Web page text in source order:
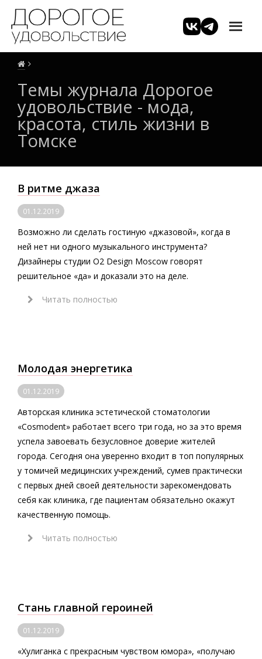
Темы журнала Дорогое
удовольствие - мода,
красота, стиль жизни в
Томске
В ритме джаза
01.12.2019
Возможно ли сделать гостиную «джазовой», когда в
ней нет ни одного музыкального инструмента?
Дизайнеры студии O2 Design Moscow говорят
решительное «да» и доказали это на деле.
Читать полностью
Молодая энергетика
01.12.2019
Авторская клиника эстетической стоматологии
«Cosmodent» работает всего три года, но за это время
успела завоевать безусловное доверие жителей
города. Сегодня она уверенно входит в топ популярных
у томичей медицинских учреждений, сумев практически
с первых дней своей деятельности зарекомендовать
себя как клиника, где пациентам обязательно окажут
качественную помощь.
Читать полностью
Стань главной героиней
01.12.2019
«Хулиганка с прекрасным чувством юмора», «получаю